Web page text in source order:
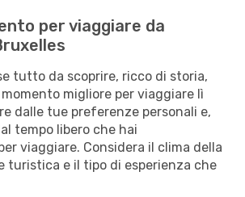
per viaggiare da
tutto da scoprire, ricco di storia,
migliore per viaggiare lì
dalle tue preferenze personali e,
tempo libero che hai
viaggiare. Considera il clima della
turistica e il tipo di esperienza che